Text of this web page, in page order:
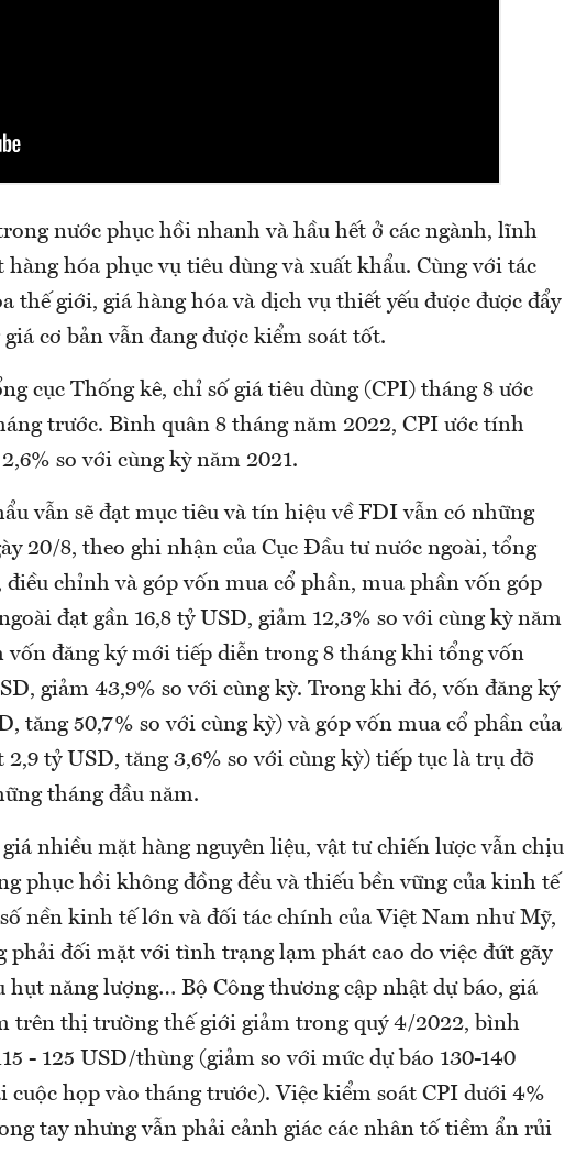
nước phục hồi nhanh và hầu hết ở các ngành, lĩnh
hàng hóa phục vụ tiêu dùng và xuất khẩu. Cùng với tác
thế giới, giá hàng hóa và dịch vụ thiết yếu được được đẩy
cơ bản vẫn đang được kiểm soát tốt.
cục Thống kê, chỉ số giá tiêu dùng (CPI) tháng 8 ước
trước. Bình quân 8 tháng năm 2022, CPI ước tính
so với cùng kỳ năm 2021.
vẫn sẽ đạt mục tiêu và tín hiệu về FDI vẫn có những
20/8, theo ghi nhận của Cục Đầu tư nước ngoài, tổng
chỉnh và góp vốn mua cổ phần, mua phần vốn góp
đạt gần 16,8 tỷ USD, giảm 12,3% so với cùng kỳ năm
vốn đăng ký mới tiếp diễn trong 8 tháng khi tổng vốn
giảm 43,9% so với cùng kỳ. Trong khi đó, vốn đăng ký
tăng 50,7% so với cùng kỳ) và góp vốn mua cổ phần của
tỷ USD, tăng 3,6% so với cùng kỳ) tiếp tục là trụ đỡ
tháng đầu năm.
nhiều mặt hàng nguyên liệu, vật tư chiến lược vẫn chịu
phục hồi không đồng đều và thiếu bền vững của kinh tế
nền kinh tế lớn và đối tác chính của Việt Nam như Mỹ,
phải đối mặt với tình trạng lạm phát cao do việc đứt gãy
hụt năng lượng… Bộ Công thương cập nhật dự báo, giá
trên thị trường thế giới giảm trong quý 4/2022, bình
- 125 USD/thùng (giảm so với mức dự báo 130-140
cuộc họp vào tháng trước). Việc kiểm soát CPI dưới 4%
tay nhưng vẫn phải cảnh giác các nhân tố tiềm ẩn rủi